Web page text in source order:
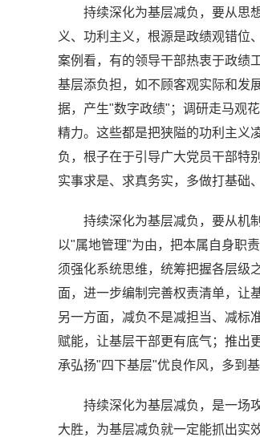
持续深化为基层减负，要从思
义、功利主义，根源是政绩观错位
案例看，有的领导干部热衷于政绩
基层添负担，如不顾客观实际和发
据，产生"数字政绩"；调研走马观
精力。这些都是把狭隘的功利主义
负，根子在于引导广大党员干部特
实事求是、求真务实，多做打基础
持续深化为基层减负，要从机
以"属地管理"为由，把本属自身职
须强化系统思维，统筹把握各层级
面，进一步编制完善权责清单，让
另一方面，减负不是减担当、减标
赋能，让基层干部更有底气；推出
承弘扬"四下基层"优良作风，多到
持续深化为基层减负，是一场
大胜，为基层减负就一定能抓出实